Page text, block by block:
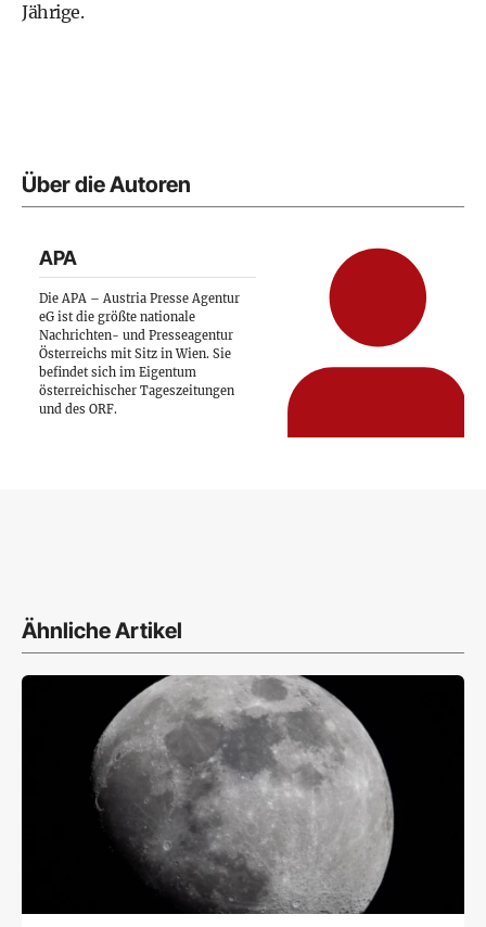
Jährige.
Über die Autoren
APA
Die APA – Austria Presse Agentur
eG ist die größte nationale
Nachrichten- und Presseagentur
Österreichs mit Sitz in Wien. Sie
befindet sich im Eigentum
österreichischer Tageszeitungen
und des ORF.
Ähnliche Artikel